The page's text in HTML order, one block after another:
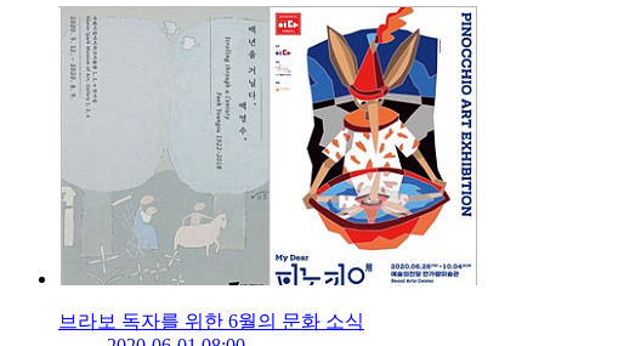
브라보 독자를 위한 6월의 문화 소식